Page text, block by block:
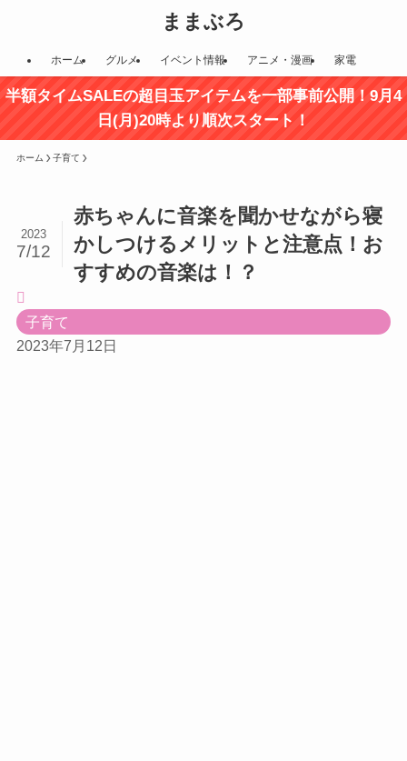
ままぶろ
ホーム グルメ イベント情報 アニメ・漫画 家電
半額タイムSALEの超目玉アイテムを一部事前公開！9月4
日(月)20時より順次スタート！
ホーム 子育て
赤ちゃんに音楽を聞かせながら寝
かしつけるメリットと注意点！お
すすめの音楽は！？
2023
7/12
子育て
2023年7月12日